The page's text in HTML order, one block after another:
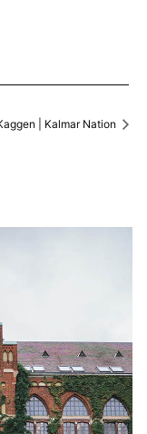
| Kalmar Nation